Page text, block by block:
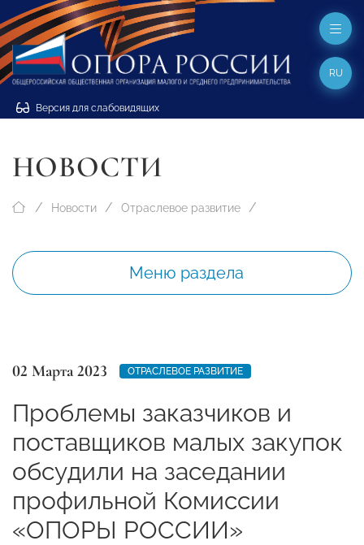
Версия для слабовидящих
RU
НОВОСТИ
Новости Отраслевое развитие
Меню раздела
02 Марта 2023 ОТРАСЛЕВОЕ РАЗВИТИЕ
Проблемы заказчиков и
поставщиков малых закупок
обсудили на заседании
профильной Комиссии
«ОПОРЫ РОССИИ»